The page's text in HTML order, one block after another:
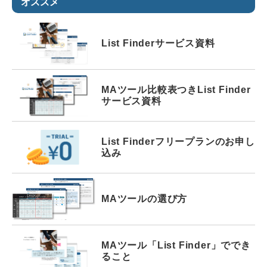
List Finderサービス資料
MAツール比較表つき List Finder
サービス資料
List Finderフリープランのお申し
込み
MAツールの選び方
MAツール 「List Finder」ででき
ること